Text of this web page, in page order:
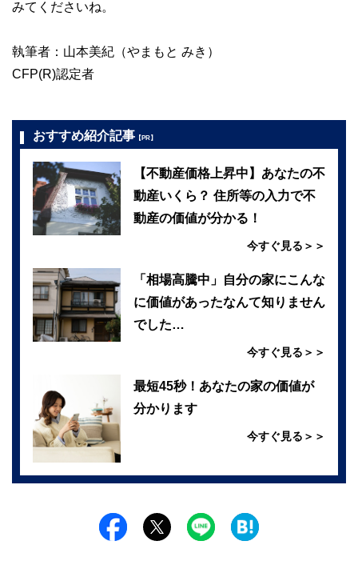
みてくださいね。
執筆者：山本美紀（やまもと みき）
CFP(R)認定者
おすすめ紹介記事 【PR】
【不動産価格上昇中】あなたの不
動産いくら？ 住所等の入力で不
動産の価値が分かる！
今すぐ見る＞＞
「相場高騰中」自分の家にこんな
に価値があったなんて知りません
でした…
今すぐ見る＞＞
最短45秒！あなたの家の価値が
分かります
今すぐ見る＞＞